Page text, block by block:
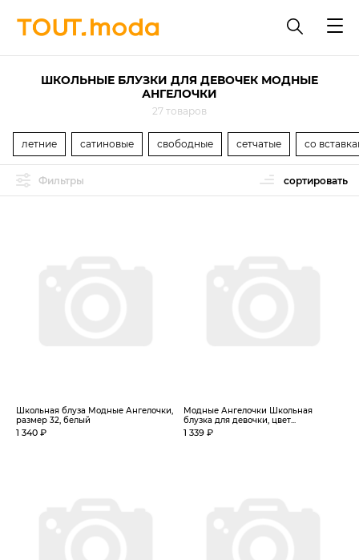
ШКОЛЬНЫЕ БЛУЗКИ ДЛЯ ДЕВОЧЕК МОДНЫЕ
АНГЕЛОЧКИ
27 товаров
летние сатиновые свободные сетчатые со
Фильтры сортировать
Школьная блуза Модные Ангелочки,
размер 32, белый
1 340 ₽
Модные Ангелочки Школьная
блузка для девочки, цвет...
1 339 ₽